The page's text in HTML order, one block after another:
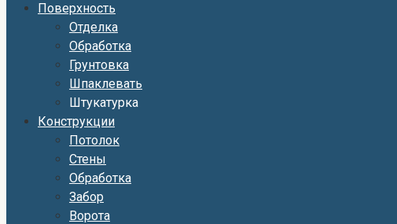
Поверхность
Отделка
Обработка
Грунтовка
Шпаклевать
Штукатурка
Конструкции
Потолок
Стены
Обработка
Забор
Ворота